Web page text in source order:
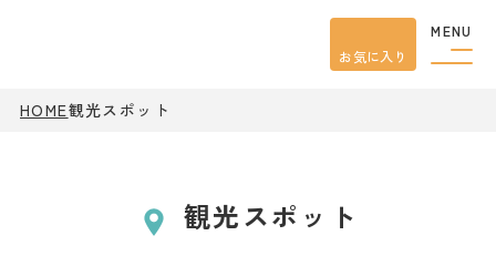
MENU
お気に入り
HOME観光スポット
観光スポット